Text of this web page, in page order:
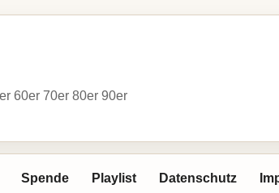
60er 70er 80er 90er
Spende Playlist Datenschutz